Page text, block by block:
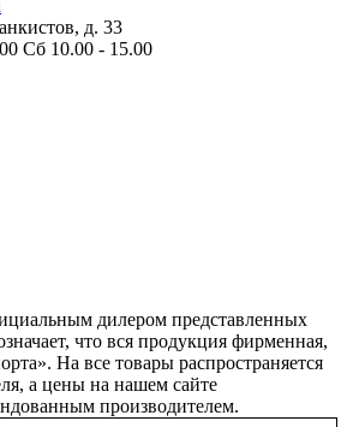
д. 33
Сб 10.00 - 15.00
дилером представленных
что вся продукция фирменная,
На все товары распространяется
а цены на нашем сайте
производителем.